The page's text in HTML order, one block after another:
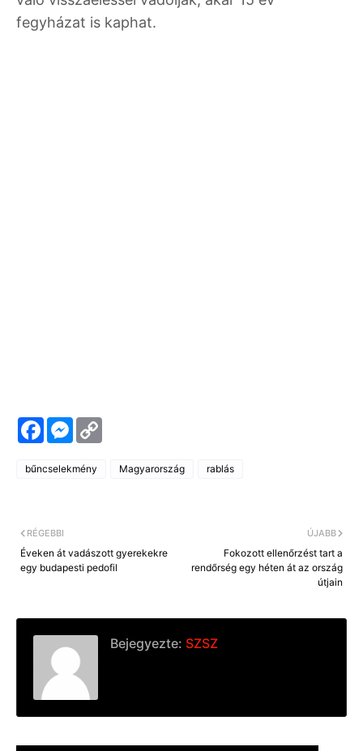
fegyházat is kaphat.
F
a
e
b
M
e
s
e
bűncselekmény Magyarország rablás
ÚJABB
Fokozott ellenőrzést tart a
rendőrség egy héten át az ország
útjain
RÉGEBBI
Éveken át vadászott gyerekekre
egy budapesti pedofil
Bejegyezte: SZSZ